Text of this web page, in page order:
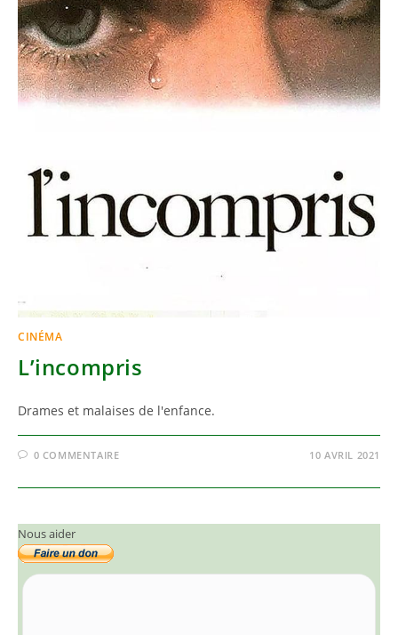
CINÉMA
L’incompris
Drames et malaises de l'enfance.
0 COMMENTAIRE 10 AVRIL 2021
Nous aider